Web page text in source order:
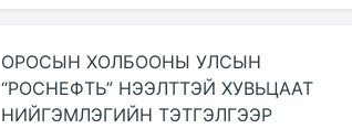
ОРОСЫН ХОЛБООНЫ УЛСЫН
“РОСНЕФТЬ” НЭЭЛТТЭЙ ХУВЬЦААТ
НИЙГЭМЛЭГИЙН ТЭТГЭЛГЭЭР